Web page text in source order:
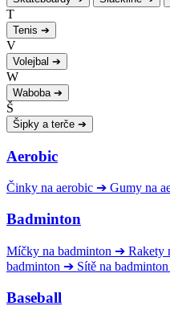
T
Tenis ➔
V
Volejbal ➔
W
Waboba ➔
Š
Šipky a terče ➔
Aerobic
Činky na aerobic ➔ Gumy na
Badminton
Míčky na badminton ➔ Rakety
badminton ➔ Sítě na badminton
Baseball